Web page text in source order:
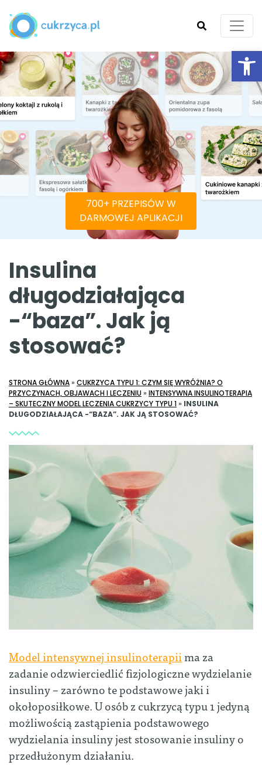
SZUKAJ
700+ PRZEPISÓW W
DARMOWEJ APLIKACJI
Insulina
długodziałająca
-“baza”. Jak ją
stosować?
STRONA GŁÓWNA» CUKRZYCA TYPU 1: CZYM SIĘ WYRÓŻNIA? O
PRZYCZYNACH, OBJAWACH I LECZENIU» INTENSYWNA INSULINOTERAPIA
– SKUTECZNY MODEL LECZENIA CUKRZYCY TYPU 1» INSULINA
DŁUGODZIAŁAJĄCA -“BAZA”. JAK JĄ STOSOWAĆ?
Model intensywnej insulinoterapiima za
zadanie odzwierciedlić fizjologiczne wydzielanie
insuliny – zarówno te podstawowe jaki i
okołoposiłkowe. U osób z cukrzycą typu 1 jedyną
możliwością zastąpienia podstawowego
wydzielania insuliny jest stosowanie insuliny o
przedłużonym działaniu.